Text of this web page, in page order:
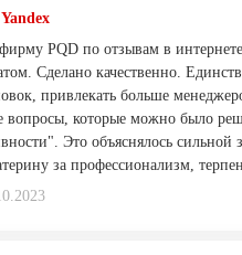
PQD по отзывам в
Сделано качественно.
привлекать больше
вопросы, которые можно было
Это объяснялось сильной
за профессионализм,